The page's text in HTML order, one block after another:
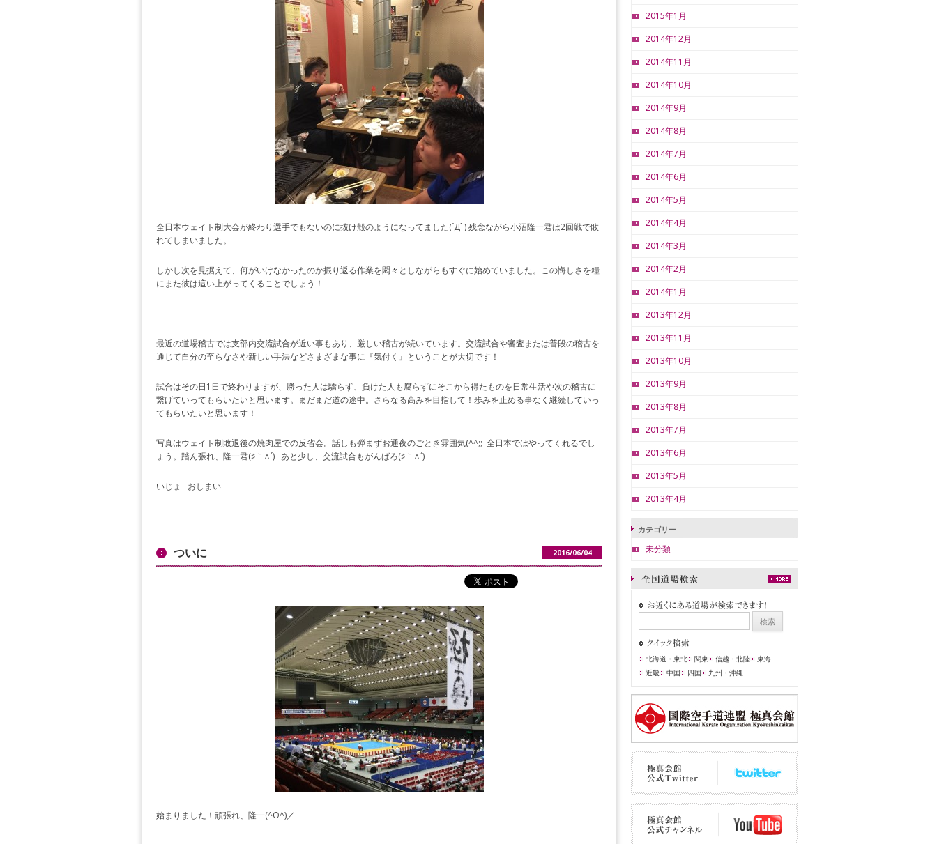
全日本ウェイト制大会が終わり選手でもないのに抜け殻のようになってました(´Д` ) 残念ながら小沼隆一君は2回戦で敗
れてしまいました。
しかし次を見据えて、何がいけなかったのか振り返る作業を悶々としながらもすぐに始めていました。この悔しさを糧
にまた彼は這い上がってくることでしょう！
最近の道場稽古では支部内交流試合が近い事もあり、厳しい稽古が続いています。交流試合や審査または普段の稽古を
通じて自分の至らなさや新しい手法などさまざまな事に『気付く』ということが大切です！
試合はその日1日で終わりますが、勝った人は驕らず、負けた人も腐らずにそこから得たものを日常生活や次の稽古に
繋げていってもらいたいと思います。まだまだ道の途中。さらなる高みを目指して！歩みを止める事なく継続していっ
てもらいたいと思います！
写真はウェイト制敗退後の焼肉屋での反省会。話しも弾まずお通夜のごとき雰囲気(^^;; 全日本ではやってくれるでし
ょう。踏ん張れ、隆一君(♯｀∧´) あと少し、交流試合もがんばろ(♯｀∧´)
いじょ おしまい
ついに 2016/06/04
始まりました！頑張れ、隆一(^O^)／
2015年1月
2014年12月
2014年11月
2014年10月
2014年9月
2014年8月
2014年7月
2014年6月
2014年5月
2014年4月
2014年3月
2014年2月
2014年1月
2013年12月
2013年11月
2013年10月
2013年9月
2013年8月
2013年7月
2013年6月
2013年5月
2013年4月
カテゴリー
未分類
北海道・東北 関東 信越・北陸
東海
近畿
中国 四国 九州・沖縄